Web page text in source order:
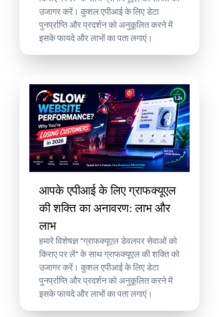
उजागर करें। कुशल एपीआई के लिए डेटा
पुनर्प्राप्ति और प्रदर्शन को अनुकूलित करने में
इसके फायदे और लाभों का पता लगाएं।
आपके एपीआई के लिए ग्राफक्यूएल
की शक्ति का अनावरण: लाभ और
लाभ
हमारे विशेषज्ञ "ग्राफक्यूएल डेवलपर सेवाओं को
किराए पर लें" के साथ ग्राफक्यूएल की शक्ति को
उजागर करें। कुशल एपीआई के लिए डेटा
पुनर्प्राप्ति और प्रदर्शन को अनुकूलित करने में
इसके फायदे और लाभों का पता लगाएं।